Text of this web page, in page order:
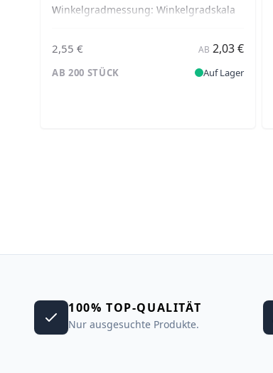
Winkelgradmessung: Winkelgradskala
2,55 € AB 2,03 €
AB 200 STÜCK Auf Lager
100% TOP-QUALITÄT
Nur ausgesuchte Produkte.